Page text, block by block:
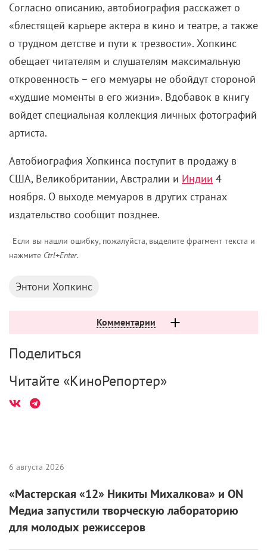
Согласно описанию, автобиография расскажет о
«блестящей карьере актера в кино и театре, а также
о трудном детстве и пути к трезвости». Хопкинс
обещает читателям и слушателям максимальную
откровенность – его мемуары не обойдут стороной
«худшие моменты в его жизни». Вдобавок в книгу
войдет специальная коллекция личных фотографий
артиста.
Автобиография Хопкинса поступит в продажу в
США, Великобритании, Австралии и Индии 4
ноября. О выходе мемуаров в других странах
издательство сообщит позднее.
Если вы нашли ошибку, пожалуйста, выделите фрагмент текста и
нажмите Ctrl+Enter.
Энтони Хопкинс
Комментарии
Поделиться
Читайте «КиноРепортер»
6 августа 2026
«Мастерская «12» Никиты Михалкова» и ON
Медиа запустили творческую лабораторию
для молодых режиссеров